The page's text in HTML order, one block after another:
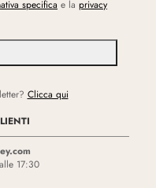
specifica e la privacy
Clicca qui
17:30